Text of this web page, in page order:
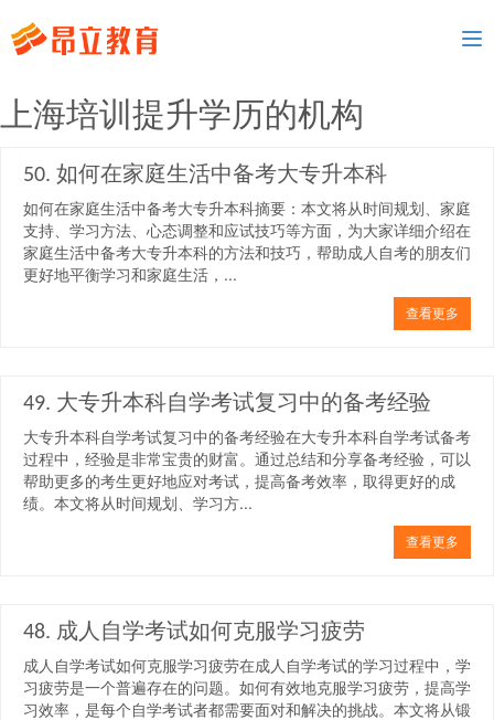
上海培训提升学历的机构
50. 如何在家庭生活中备考大专升本科
如何在家庭生活中备考大专升本科摘要：本文将从时间规划、家庭
支持、学习方法、心态调整和应试技巧等方面，为大家详细介绍在
家庭生活中备考大专升本科的方法和技巧，帮助成人自考的朋友们
更好地平衡学习和家庭生活，...
查看更多
49. 大专升本科自学考试复习中的备考经验
大专升本科自学考试复习中的备考经验在大专升本科自学考试备考
过程中，经验是非常宝贵的财富。通过总结和分享备考经验，可以
帮助更多的考生更好地应对考试，提高备考效率，取得更好的成
绩。本文将从时间规划、学习方...
查看更多
48. 成人自学考试如何克服学习疲劳
成人自学考试如何克服学习疲劳在成人自学考试的学习过程中，学
习疲劳是一个普遍存在的问题。如何有效地克服学习疲劳，提高学
习效率，是每个自学考试者都需要面对和解决的挑战。本文将从锻